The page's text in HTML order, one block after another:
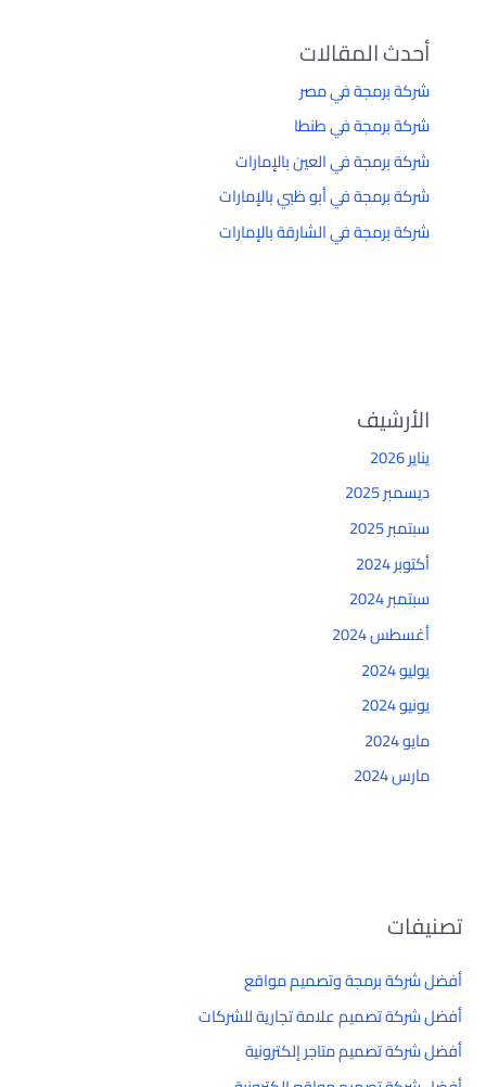
أحدث المقالات
شركة برمجة في مصر
شركة برمجة في طنطا
شركة برمجة في العين بالإمارات
شركة برمجة في أبو ظبي بالإمارات
شركة برمجة في الشارقة بالإمارات
الأرشيف
يناير 2026
ديسمبر 2025
سبتمبر 2025
أكتوبر 2024
سبتمبر 2024
أغسطس 2024
يوليو 2024
يونيو 2024
مايو 2024
مارس 2024
تصنيفات
أفضل شركة برمجة وتصميم مواقع
أفضل شركة تصميم علامة تجارية للشركات
أفضل شركة تصميم متاجر إلكترونية